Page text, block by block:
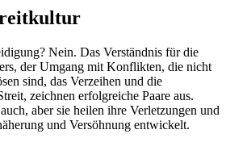
Nein. Das Verständnis für die
der Umgang mit Konflikten, die nicht
sind, das Verzeihen und die
zeichnen erfolgreiche Paare aus.
aber sie heilen ihre Verletzungen und
und Versöhnung entwickelt.